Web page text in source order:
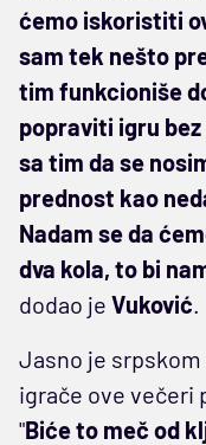
ćemo iskoristiti
sam tek nešto
tim funkcioniše
popraviti igru
sa tim da se
prednost kao
Nadam se da
dva kola, to bi
dodao je Vuković.
Jasno je
igrače ove večeri
"Biće to meč od